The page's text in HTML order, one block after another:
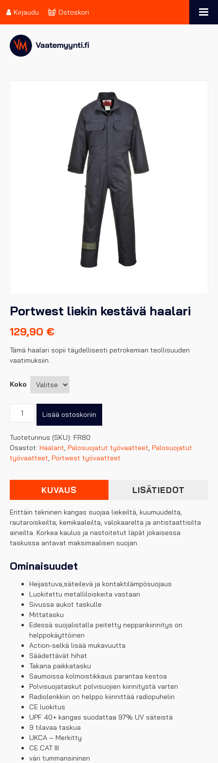
Portwest liekin kestävä haalari
129,90 €
Tämä haalari sopii täydellisesti petrokemian teollisuuden
vaatimuksiin.
Koko
liekin
haalari
määrä
Lisää ostoskoriin
Tuotetunnus (SKU): FR80
Osastot: Haalarit, Palosuojatut työvaatteet, Palosuojatut
työvaatteet, Portwest työvaatteet
KUVAUS LISÄTIEDOT
Erittäin tekninen kangas suojaa liekeiltä, kuumuudelta,
rautaroiskeilta, kemikaaleilta, valokaarelta ja antistaattisilta
aineilta. Korkea kaulus ja nastoitetut läpät jokaisessa
taskussa antavat maksimaalisen suojan.
Ominaisuudet
Heijastuva,säteilevä ja kontaktilämpösuojaus
Luokitettu metalliloiskeita vastaan
Sivussa aukot taskulle
Mittatasku
Edessä suojalistalla peitetty nepparikiinnitys on
helppokäyttöinen
Action-selkä lisää mukavuutta
Säädettävät hihat
Takana paikkatasku
Saumoissa kolmoistikkaus parantaa kestoa
Polvisuojataskut polvisuojien kiinnitystä varten
Radiolenkkiin on helppo kiinnittää radiopuhelin
CE luokitus
UPF 40+ kangas suodattaa 97% UV säteistä
9 tilavaa taskua
UKCA – Merkitty
CE CAT III
väri tummansininen
Kirjaudu Ostoskori